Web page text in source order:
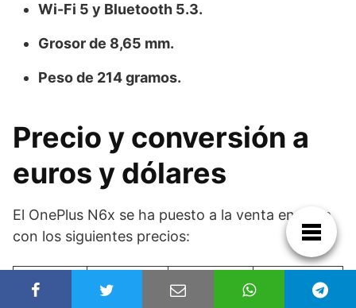
Wi-Fi 5 y Bluetooth 5.3.
Grosor de 8,65 mm.
Peso de 214 gramos.
Precio y conversión a
euros y dólares
El OnePlus N6x se ha puesto a la venta en India
con los siguientes precios:
Versión
Precio en
India
Aprox. en
euros
Aprox. en